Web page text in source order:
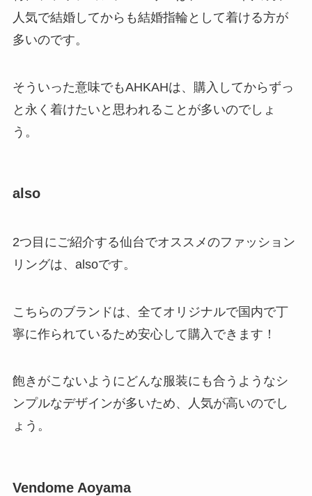
人気で結婚してからも結婚指輪として着ける方が
多いのです。
そういった意味でもAHKAHは、購入してからずっ
と永く着けたいと思われることが多いのでしょ
う。
also
2つ目にご紹介する仙台でオススメのファッション
リングは、alsoです。
こちらのブランドは、全てオリジナルで国内で丁
寧に作られているため安心して購入できます！
飽きがこないようにどんな服装にも合うようなシ
ンプルなデザインが多いため、人気が高いのでし
ょう。
Vendome Aoyama